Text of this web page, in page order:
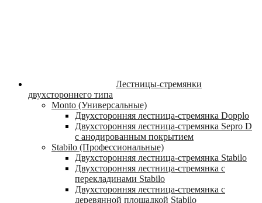
Лестницы-стремянки
двухстороннего типа
Monto (Универсальные)
Двухсторонняя лестница-стремянка Dopplo
Двухсторонняя лестница-стремянка Sepro D
с анодированным покрытием
Stabilo (Профессиональные)
Двухсторонняя лестница-стремянка Stabilo
Двухсторонняя лестница-стремянка с
перекладинами Stabilo
Двухсторонняя лестница-стремянка с
деревянной площадкой Stabilo